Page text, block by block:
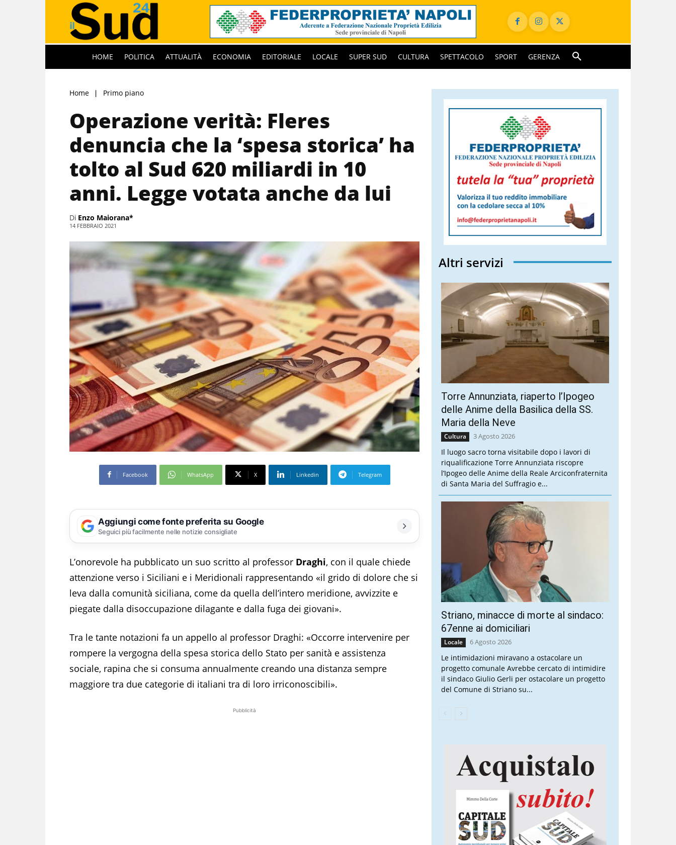
HOME POLITICA ATTUALITÀ ECONOMIA EDITORIALE LOCALE SUPER SUD CULTURA SPETTACOLO SPORT GERENZA
Home Primo piano
Operazione verità: Fleres
denuncia che la ‘spesa storica’ ha
tolto al Sud 620 miliardi in 10
anni. Legge votata anche da lui
Di Enzo Maiorana*
14 FEBBRAIO 2021
Facebook WhatsApp X Linkedin Telegram
Aggiungi come fonte preferita su Google
Seguici più facilmente nelle notizie consigliate
L’onorevole ha pubblicato un suo scritto al professor Draghi, con il quale chiede
attenzione verso i Siciliani e i Meridionali rappresentando «il grido di dolore che si
leva dalla comunità siciliana, come da quella dell’intero meridione, avvizzite e
piegate dalla disoccupazione dilagante e dalla fuga dei giovani».
Tra le tante notazioni fa un appello al professor Draghi: «Occorre intervenire per
rompere la vergogna della spesa storica dello Stato per sanità e assistenza
sociale, rapina che si consuma annualmente creando una distanza sempre
maggiore tra due categorie di italiani tra di loro irriconoscibili».
Pubblicità
Altri servizi
Torre Annunziata, riaperto l’Ipogeo
delle Anime della Basilica della SS.
Maria della Neve
Cultura 3 Agosto 2026
Il luogo sacro torna visitabile dopo i lavori di
riqualificazione Torre Annunziata riscopre
l’Ipogeo delle Anime della Reale Arciconfraternita
di Santa Maria del Suffragio e...
Striano, minacce di morte al sindaco:
67enne ai domiciliari
Locale 6 Agosto 2026
Le intimidazioni miravano a ostacolare un
progetto comunale Avrebbe cercato di intimidire
il sindaco Giulio Gerli per ostacolare un progetto
del Comune di Striano su...